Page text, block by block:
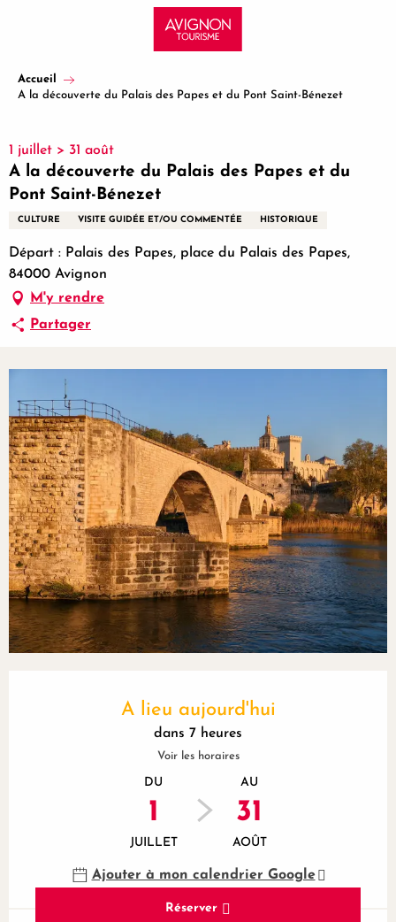
principal
Accueil
A la découverte du Palais des Papes et du Pont Saint-Bénezet
1 juillet > 31 août
A la découverte du Palais des Papes et du
Pont Saint-Bénezet
CULTURE VISITE GUIDÉE ET/OU COMMENTÉE HISTORIQUE
Départ : Palais des Papes, place du Palais des Papes,
84000 Avignon
M'y rendre
Partager
A lieu aujourd'hui
dans 7 heures
Voir les horaires
DU
1
JUILLET
AU
31
AOÛT
Ajouter à mon calendrier Google
Réserver